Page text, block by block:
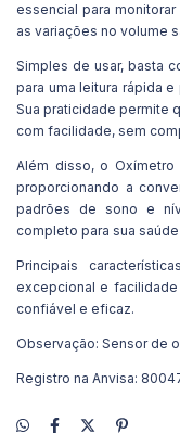
essencial para
as variações no volume
Simples de usar, basta
para uma leitura rápida
Sua praticidade permite
com facilidade, sem
Além disso, o
proporcionando a
padrões de sono e
completo para sua
Principais
excepcional e
confiável e eficaz.
Observação: Sensor de
Registro na Anvisa: